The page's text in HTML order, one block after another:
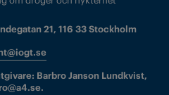
21, 116 33 Stockholm
Barbro Janson Lundkvist,